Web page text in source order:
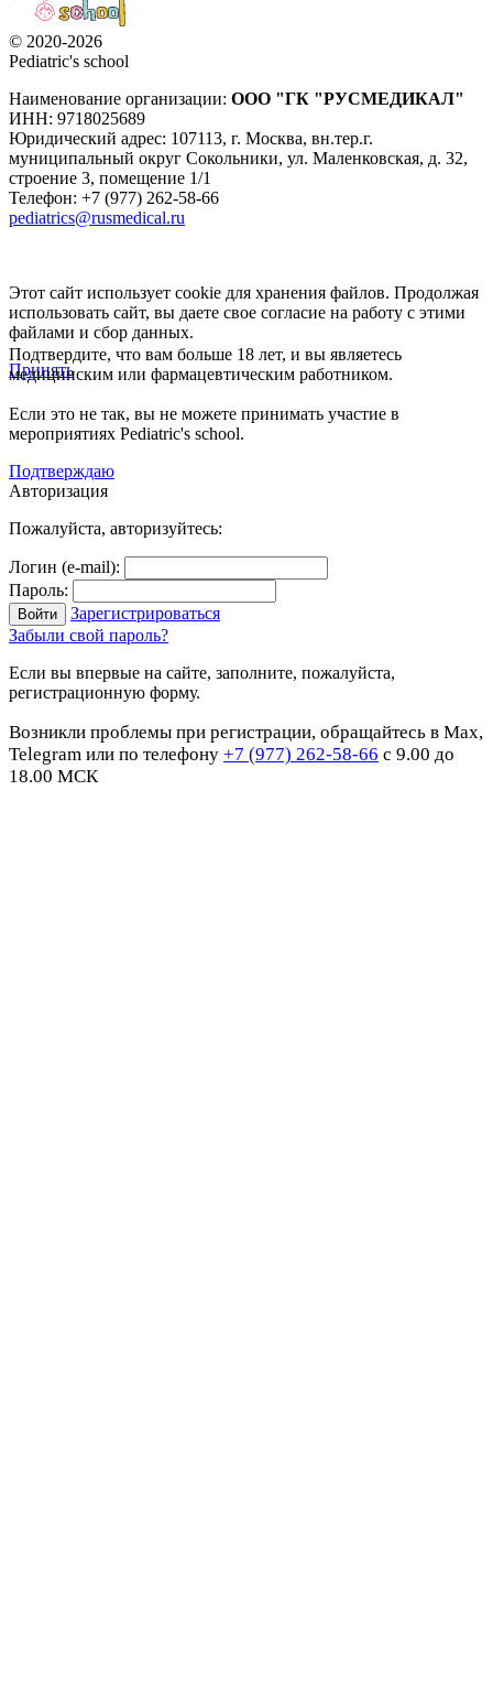
© 2020-2026
Pediatric's school
Наименование организации: ООО "ГК "РУСМЕДИКАЛ"
ИНН: 9718025689
Юридический адрес: 107113, г. Москва, вн.тер.г.
муниципальный округ Сокольники, ул. Маленковская, д. 32,
строение 3, помещение 1/1
Телефон: +7 (977) 262-58-66
pediatrics@rusmedical.ru
Этот сайт использует cookie для хранения файлов. Продолжая
использовать сайт, вы даете свое согласие на работу с этими
файлами и сбор данных.
Принять
Подтвердите, что вам больше 18 лет, и вы являетесь
медицинским или фармацевтическим работником.
Если это не так, вы не можете принимать участие в
мероприятиях Pediatric's school.
Подтверждаю
Авторизация
Пожалуйста, авторизуйтесь:
Логин (e-mail):
Пароль:
Зарегистрироваться
Забыли свой пароль?
Если вы впервые на сайте, заполните, пожалуйста,
регистрационную форму.
Возникли проблемы при регистрации, обращайтесь в Max,
Telegram или по телефону +7 (977) 262-58-66 с 9.00 до
18.00 МСК